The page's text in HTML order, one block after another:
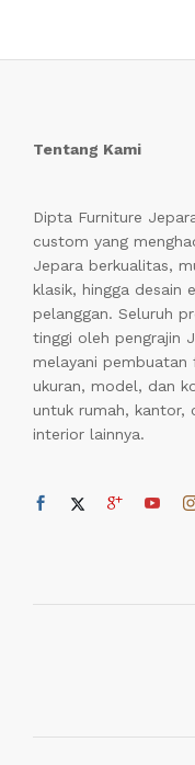
Tentang Kami
Dipta Furniture
custom yang
Jepara berkualitas,
klasik, hingga desain
pelanggan. Seluruh
tinggi oleh pengrajin
melayani
ukuran, model, dan
untuk rumah, kantor,
interior lainnya.